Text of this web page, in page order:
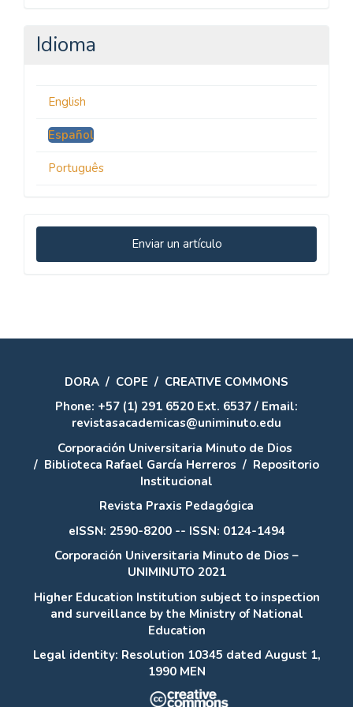
Idioma
English
Español
Português
Enviar
un
Enviar un artículo
DORA / COPE / CREATIVE COMMONS
Phone: +57 (1) 291 6520 Ext. 6537 / Email:
revistasacademicas@uniminuto.edu
Corporación Universitaria Minuto de Dios
/ Biblioteca Rafael García Herreros / Repositorio
Institucional
Revista Praxis Pedagógica
eISSN: 2590-8200 -- ISSN: 0124-1494
Corporación Universitaria Minuto de Dios –
UNIMINUTO 2021
Higher Education Institution subject to inspection
and surveillance by the Ministry of National
Education
Legal identity: Resolution 10345 dated August 1,
1990 MEN